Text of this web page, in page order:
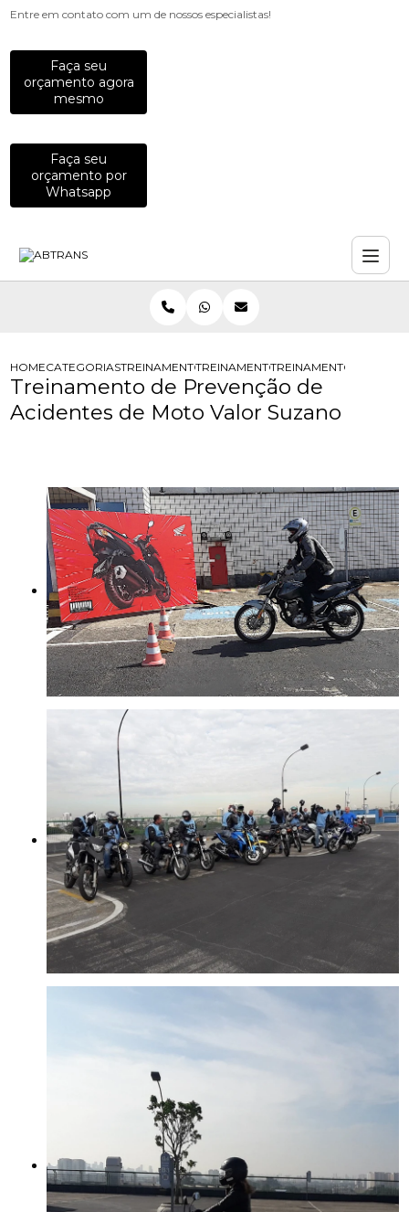
Entre em contato com um de nossos especialistas!
Faça seu
orçamento agora
mesmo
Faça seu
orçamento por
Whatsapp
HOMECATEGORIASTREINAMENTOS PARA MOTOCICLISTAS
TREINAMENTO DE DIRECAO E
TREINAMENTO DE
Treinamento de Prevenção de
Acidentes de Moto Valor Suzano